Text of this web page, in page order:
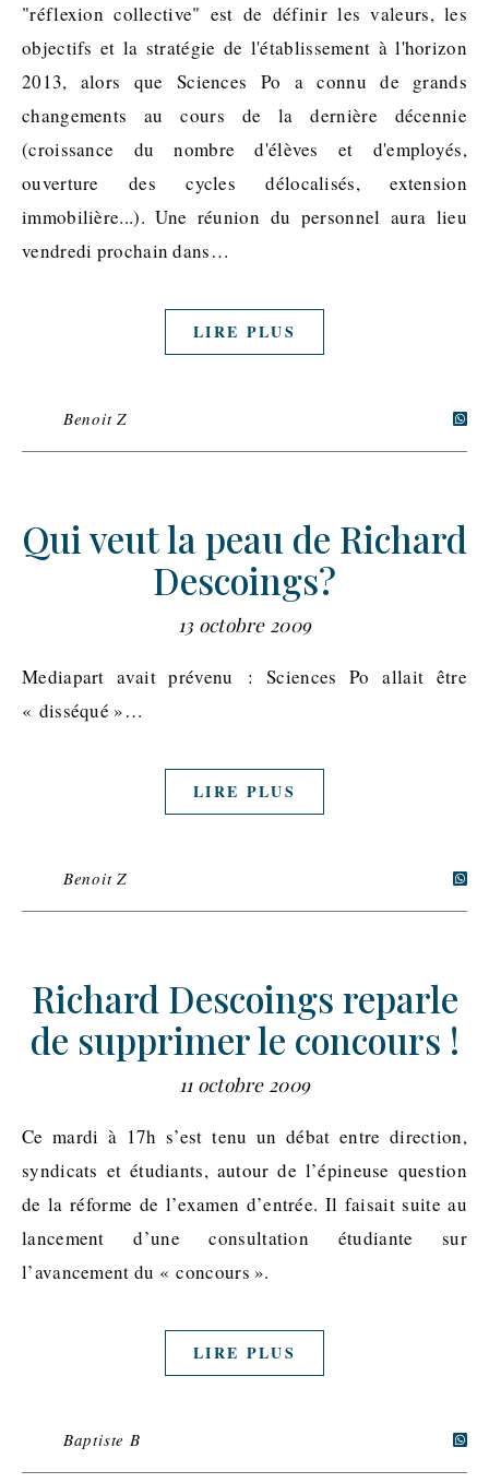
"réflexion collective" est de définir les valeurs, les
objectifs et la stratégie de l'établissement à l'horizon
2013, alors que Sciences Po a connu de grands
changements au cours de la dernière décennie
(croissance du nombre d'élèves et d'employés,
ouverture des cycles délocalisés, extension
immobilière...). Une réunion du personnel aura lieu
vendredi prochain dans…
LIRE PLUS
Benoit Z
Qui veut la peau de Richard
Descoings?
13 octobre 2009
Mediapart avait prévenu : Sciences Po allait être
« disséqué »…
LIRE PLUS
Benoit Z
Richard Descoings reparle
de supprimer le concours !
11 octobre 2009
Ce mardi à 17h s’est tenu un débat entre direction,
syndicats et étudiants, autour de l’épineuse question
de la réforme de l’examen d’entrée. Il faisait suite au
lancement d’une consultation étudiante sur
l’avancement du « concours ».
LIRE PLUS
Baptiste B